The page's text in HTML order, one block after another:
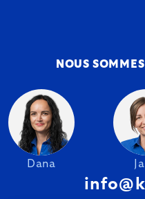
NOUS
Dana